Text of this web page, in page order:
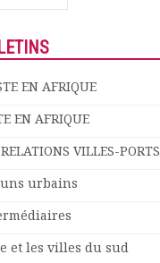
EN AFRIQUE
EN AFRIQUE
VILLES-PORTS
urbains
et les villes du sud